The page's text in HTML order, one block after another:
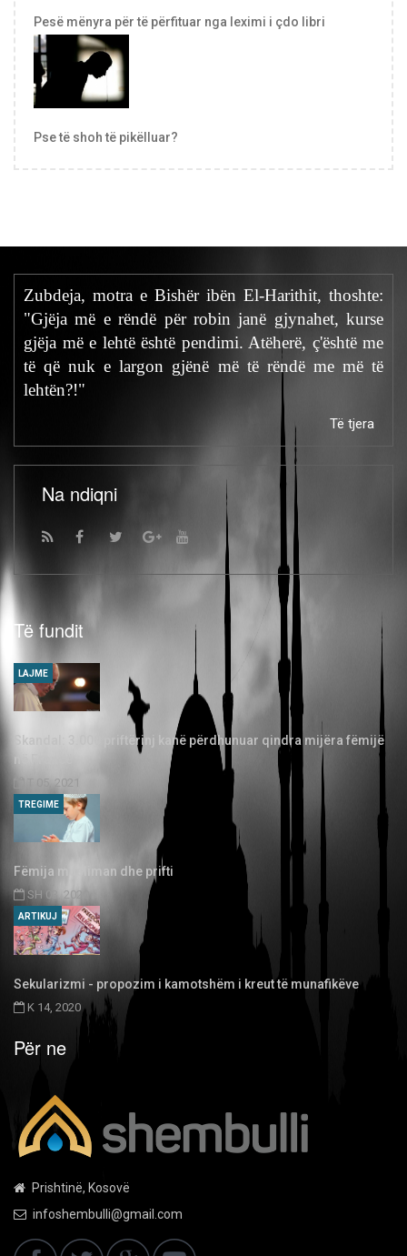
Pesë mënyra për të përfituar nga leximi i çdo libri
Pse të shoh të pikëlluar?
Zubdeja, motra e Bishër ibën El-Harithit, thoshte:
"Gjëja më e rëndë për robin janë gjynahet, kurse
gjëja më e lehtë është pendimi. Atëherë, ç'është me
të që nuk e largon gjënë më të rëndë me më të
lehtën?!"
Të tjera
Na ndiqni
Të fundit
Skandal: 3.000 priftërinj kanë përdhunuar qindra mijëra fëmijë
T 05, 2021
LAJME
Fëmija musliman dhe prifti
SH 03, 2020
TREGIME
Sekularizmi - propozim i kamotshëm i kreut të munafikëve
K 14, 2020
ARTIKUJ
Për ne
Prishtinë, Kosovë
infoshembulli@gmail.com